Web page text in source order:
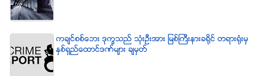
ကခ်င္စစ္ေဘး ဒုကၡသည္ သံုးဦးအား ျမစ္ႀကီးနားခရိုင္ တရားရံုးမွ
ႏွစ္ရွည္ေထာင္ဒဏ္မ်ား ခ်မွတ္